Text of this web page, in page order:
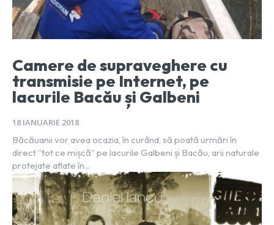
Camere de supraveghere cu
transmisie pe Internet, pe
lacurile Bacău și Galbeni
18 IANUARIE 2018
Băcăuanii vor avea ocazia, în curând, să poată urmări în
direct ”tot ce mișcă” pe lacurile Galbeni și Bacău, arii naturale
protejate aflate în...